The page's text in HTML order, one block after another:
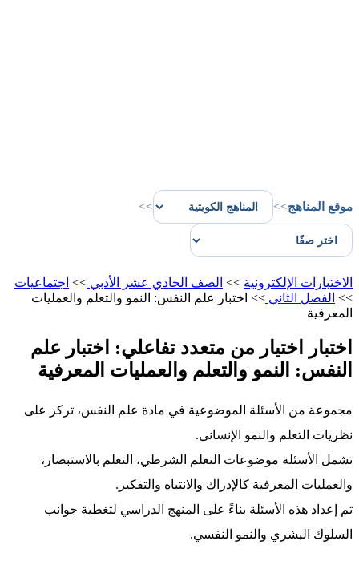
موقع المناهج>>
>>
الاختبارات الإلكترونية >> الصف الحادي عشر الأدبي >> اجتماعيات
>> الفصل الثاني >> اختبار علم النفس: النمو والتعلم والعمليات
المعرفية
اختبار اختيار من متعدد تفاعلي: اختبار علم
النفس: النمو والتعلم والعمليات المعرفية
مجموعة من الأسئلة الموضوعية في مادة علم النفس، تركز على
نظريات التعلم والنمو الإنساني.
تشمل الأسئلة موضوعات التعلم الشرطي، التعلم بالاستبصار،
والعمليات المعرفية كالإدراك والانتباه والتفكير.
تم إعداد هذه الأسئلة بناءً على المنهج الدراسي لتغطية جوانب
السلوك البشري والنمو النفسي.